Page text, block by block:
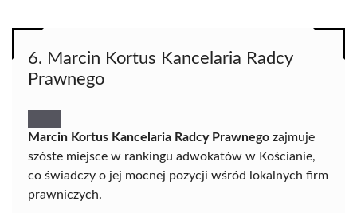
6. Marcin Kortus Kancelaria Radcy
Prawnego
Marcin Kortus Kancelaria Radcy Prawnego zajmuje
szóste miejsce w rankingu adwokatów w Kościanie,
co świadczy o jej mocnej pozycji wśród lokalnych firm
prawniczych.